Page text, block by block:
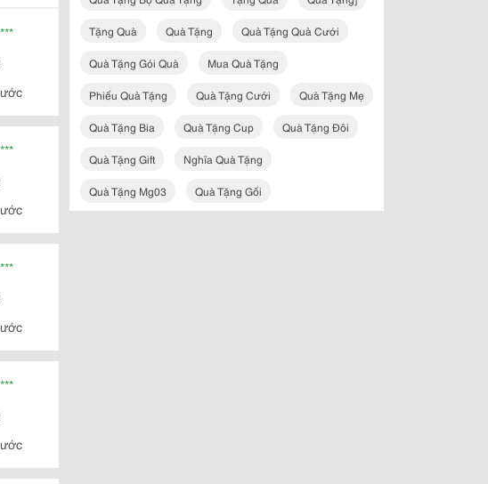
Tặng Quà Quà Tặng Quà Tặng Quà Cưới
Quà Tặng Gói Quà Mua Quà Tặng
Phiếu Quà Tặng Quà Tặng Cưới Quà Tặng Mẹ
Quà Tặng Bia Quà Tặng Cup Quà Tặng Đôi
Quà Tặng Gift Nghĩa Quà Tặng
Quà Tặng Mg03 Quà Tặng Gối